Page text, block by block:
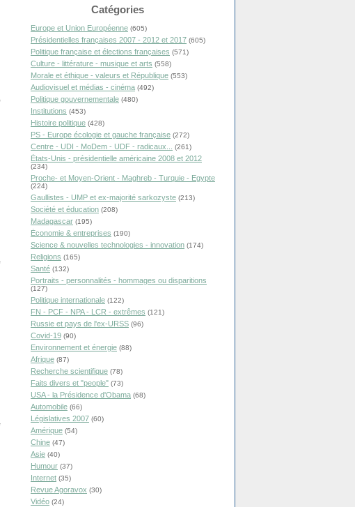
Catégories
Europe et Union Européenne (605)
Présidentielles françaises 2007 - 2012 et 2017 (605)
Politique française et élections françaises (571)
Culture - littérature - musique et arts (558)
Morale et éthique - valeurs et République (553)
Audiovisuel et médias - cinéma (492)
Politique gouvernementale (480)
Institutions (453)
Histoire politique (428)
PS - Europe écologie et gauche française (272)
Centre - UDI - MoDem - UDF - radicaux... (261)
États-Unis - présidentielle américaine 2008 et 2012
(234)
Proche- et Moyen-Orient - Maghreb - Turquie - Egypte
(224)
Gaullistes - UMP et ex-majorité sarkozyste (213)
Société et éducation (208)
Madagascar (195)
Économie & entreprises (190)
Science & nouvelles technologies - innovation (174)
Religions (165)
Santé (132)
Portraits - personnalités - hommages ou disparitions
(127)
Politique internationale (122)
FN - PCF - NPA - LCR - extrêmes (121)
Russie et pays de l'ex-URSS (96)
Covid-19 (90)
Environnement et énergie (88)
Afrique (87)
Recherche scientifique (78)
Faits divers et "people" (73)
USA - la Présidence d'Obama (68)
Automobile (66)
Législatives 2007 (60)
Amérique (54)
Chine (47)
Asie (40)
Humour (37)
Internet (35)
Revue Agoravox (30)
Vidéo (24)